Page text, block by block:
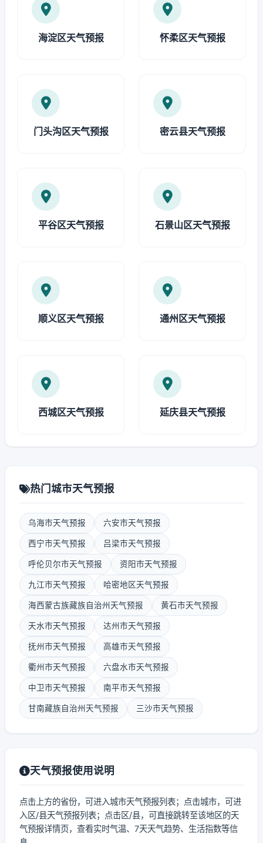
海淀区天气预报 怀柔区天气预报
门头沟区天气预报 密云县天气预报
平谷区天气预报 石景山区天气预报
顺义区天气预报 通州区天气预报
西城区天气预报 延庆县天气预报
热门城市天气预报
乌海市天气预报 六安市天气预报
西宁市天气预报 吕梁市天气预报
呼伦贝尔市天气预报 资阳市天气预报
九江市天气预报 哈密地区天气预报
海西蒙古族藏族自治州天气预报 黄石市天气预报
天水市天气预报 达州市天气预报
抚州市天气预报 高雄市天气预报
衢州市天气预报 六盘水市天气预报
中卫市天气预报 南平市天气预报
甘南藏族自治州天气预报 三沙市天气预报
天气预报使用说明
点击上方的省份，可进入城市天气预报列表；点击城市，可进
入区/县天气预报列表；点击区/县，可直接跳转至该地区的天
气预报详情页，查看实时气温、7天天气趋势、生活指数等信